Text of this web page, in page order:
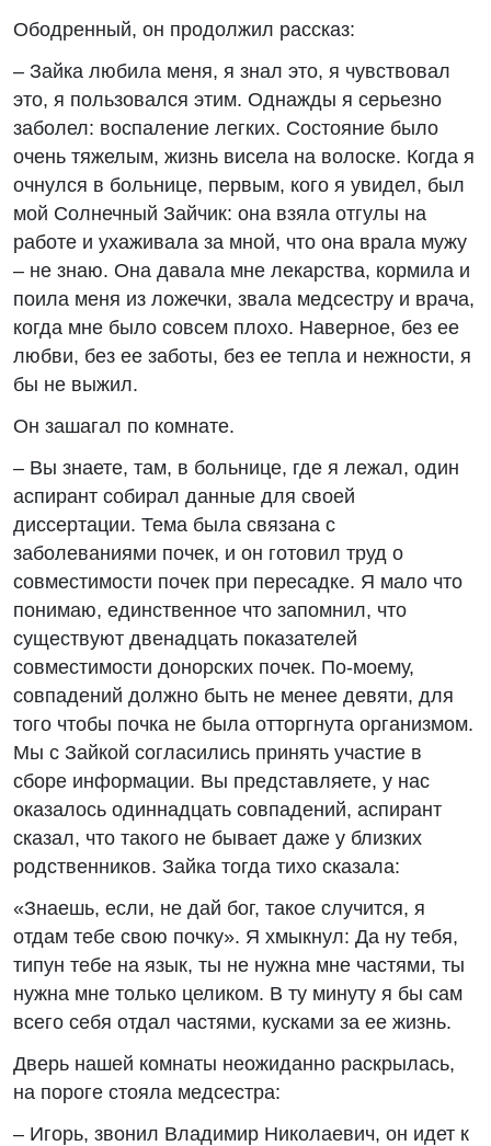
Ободренный, он продолжил рассказ:
– Зайка любила меня, я знал это, я чувствовал
это, я пользовался этим. Однажды я серьезно
заболел: воспаление легких. Состояние было
очень тяжелым, жизнь висела на волоске. Когда я
очнулся в больнице, первым, кого я увидел, был
мой Солнечный Зайчик: она взяла отгулы на
работе и ухаживала за мной, что она врала мужу
– не знаю. Она давала мне лекарства, кормила и
поила меня из ложечки, звала медсестру и врача,
когда мне было совсем плохо. Наверное, без ее
любви, без ее заботы, без ее тепла и нежности, я
бы не выжил.
Он зашагал по комнате.
– Вы знаете, там, в больнице, где я лежал, один
аспирант собирал данные для своей
диссертации. Тема была связана с
заболеваниями почек, и он готовил труд о
совместимости почек при пересадке. Я мало что
понимаю, единственное что запомнил, что
существуют двенадцать показателей
совместимости донорских почек. По-моему,
совпадений должно быть не менее девяти, для
того чтобы почка не была отторгнута организмом.
Мы с Зайкой согласились принять участие в
сборе информации. Вы представляете, у нас
оказалось одиннадцать совпадений, аспирант
сказал, что такого не бывает даже у близких
родственников. Зайка тогда тихо сказала:
«Знаешь, если, не дай бог, такое случится, я
отдам тебе свою почку». Я хмыкнул: Да ну тебя,
типун тебе на язык, ты не нужна мне частями, ты
нужна мне только целиком. В ту минуту я бы сам
всего себя отдал частями, кусками за ее жизнь.
Дверь нашей комнаты неожиданно раскрылась,
на пороге стояла медсестра:
– Игорь, звонил Владимир Николаевич, он идет к